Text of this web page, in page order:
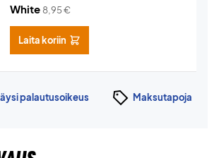
White 8,95€
Laita koriin
palautusoikeus Maksutapoja